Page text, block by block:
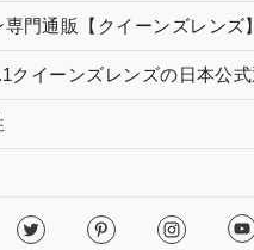
門通販【クイーンズレンズ】
クイーンズレンズの日本公式